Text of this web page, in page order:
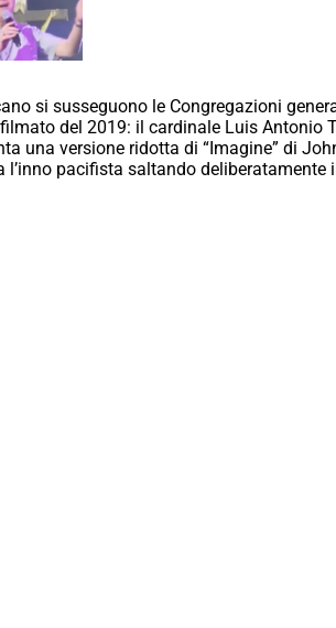
si susseguono le Congregazioni
del 2019: il cardinale Luis Antonio
una versione ridotta di “Imagine” di
l’inno pacifista saltando deliberatamente